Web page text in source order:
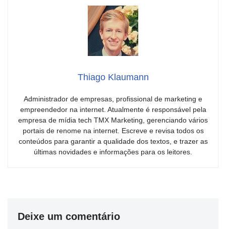
Thiago Klaumann
Administrador de empresas, profissional de marketing e
empreendedor na internet. Atualmente é responsável pela
empresa de mídia tech TMX Marketing, gerenciando vários
portais de renome na internet. Escreve e revisa todos os
conteúdos para garantir a qualidade dos textos, e trazer as
últimas novidades e informações para os leitores.
Deixe um comentário